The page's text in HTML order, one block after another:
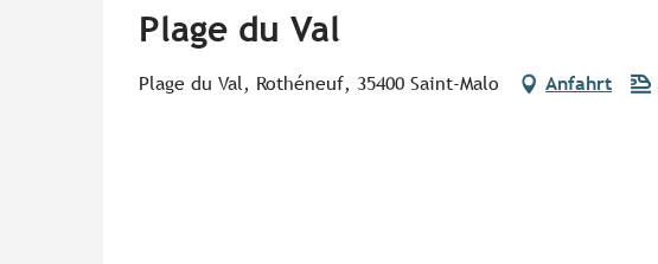
Plage du Val
Plage du Val, Rothéneuf, 35400 Saint-Malo Anfahrt